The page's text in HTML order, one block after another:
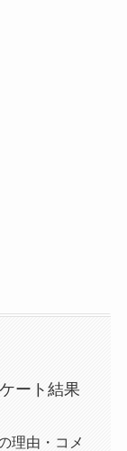
ート結果
理由・コメ